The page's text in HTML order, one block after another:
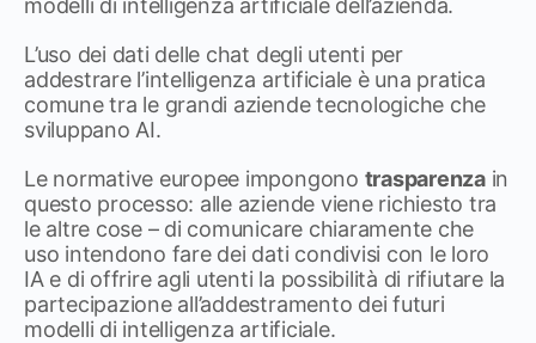
modelli di intelligenza artificiale dell’azienda.
L’uso dei dati delle chat degli utenti per
addestrare l’intelligenza artificiale è una pratica
comune tra le grandi aziende tecnologiche che
sviluppano AI.
Le normative europee impongono trasparenzain
questo processo: alle aziende viene richiesto tra
le altre cose – di comunicare chiaramente che
uso intendono fare dei dati condivisi con le loro
IA e di offrire agli utenti la possibilità di rifiutare la
partecipazione all’addestramento dei futuri
modelli di intelligenza artificiale.